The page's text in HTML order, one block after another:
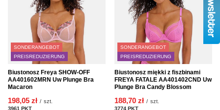
SONDERANGEBOT
PREISREDUZIERUNG
Biustonosz Freya SHOW-OFF
AA401602MRN Uw Plunge Bra
Macaron
198,05 zł / szt.
3961 PKT
SONDERANGEBOT
PREISREDUZIERUNG
Biustonosz miękki z fiszbinami
FREYA FATALE AA401402CND Uw
Plunge Bra Candy Blossom
188,70 zł / szt.
3774 PKT